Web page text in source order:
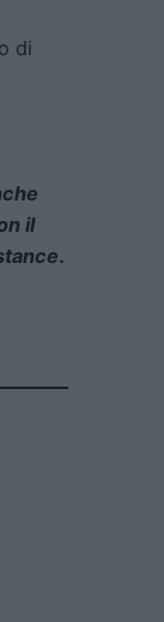
di
il
.